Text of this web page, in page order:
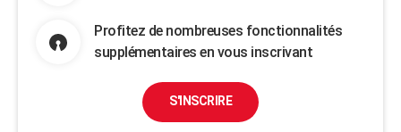
Profitez de nombreuses fonctionnalités
supplémentaires en vous inscrivant
S'INSCRIRE